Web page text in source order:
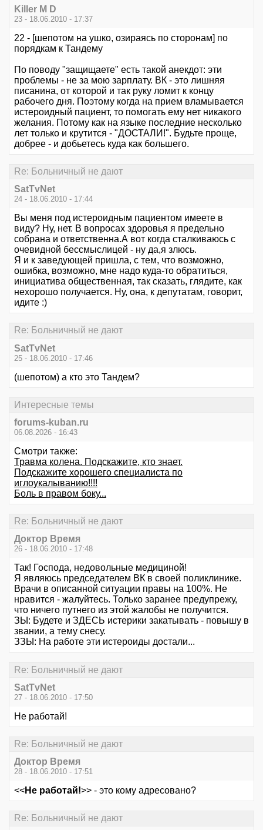
Killer M D
23 - 18.06.2010 - 17:37
22 - [шепотом на ушко, озираясь по сторонам] по
порядкам к Тандему
По поводу "защищаете" есть такой анекдот: эти
проблемы - не за мою зарплату. ВК - это лишняя
писанина, от которой и так руку ломит к концу
рабочего дня. Поэтому когда на прием вламывается
истероидный пациент, то помогать ему нет никакого
желания. Потому как на языке последние несколько
лет только и крутится - "ДОСТАЛИ!". Будьте проще,
добрее - и добьетесь куда как большего.
Re: Больничный не дают
SatTvNet
24 - 18.06.2010 - 17:44
Вы меня под истероидным пациентом имеете в
виду? Ну, нет. В вопросах здоровья я предельно
собрана и ответственна.А вот когда сталкиваюсь с
очевидной бессмыслицей - ну да,я злюсь.
Я и к заведующей пришла, с тем, что возможно,
ошибка, возможно, мне надо куда-то обратиться,
инициатива общественная, так сказать, глядите, как
нехорошо получается. Ну, она, к депутатам, говорит,
идите :)
Re: Больничный не дают
SatTvNet
25 - 18.06.2010 - 17:46
(шепотом) а кто это Тандем?
Интересные темы
forums-kuban.ru
06.08.2026 - 16:43
Смотри также:
Травма колена. Подскажите, кто знает.
Подскажите хорошего специалиста по
иглоукалыванию!!!!
Боль в правом боку...
Re: Больничный не дают
Доктор Время
26 - 18.06.2010 - 17:48
Так! Господа, недовольные медициной!
Я являюсь председателем ВК в своей поликлинике.
Врачи в описанной ситуации правы на 100%. Не
нравится - жалуйтесь. Только заранее предупрежу,
что ничего путнего из этой жалобы не получится.
ЗЫ: Будете и ЗДЕСЬ истерики закатывать - повышу в
звании, а тему снесу.
ЗЗЫ: На работе эти истероиды достали...
Re: Больничный не дают
SatTvNet
27 - 18.06.2010 - 17:50
Не работай!
Re: Больничный не дают
Доктор Время
28 - 18.06.2010 - 17:51
<<Не работай!>> - это кому адресовано?
Re: Больничный не дают